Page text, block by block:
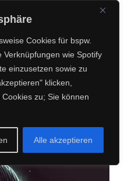
Cookies für bspw.
Verknüpfungen wie Spotify
einzusetzen sowie zu
klicken,
zu; Sie können
Alle akzeptieren